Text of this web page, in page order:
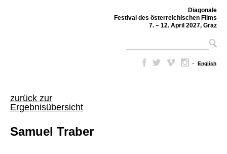
Diagonale
Festival des österreichischen Films
7. – 12. April 2027, Graz
– English
zurück zur
Ergebnisübersicht
Samuel Traber